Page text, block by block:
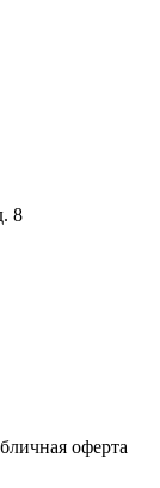
8
оферта